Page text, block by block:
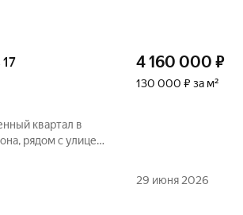
17
рядом с улицей
4 160 000 ₽
130 000 ₽ за м²
29 июня 2026